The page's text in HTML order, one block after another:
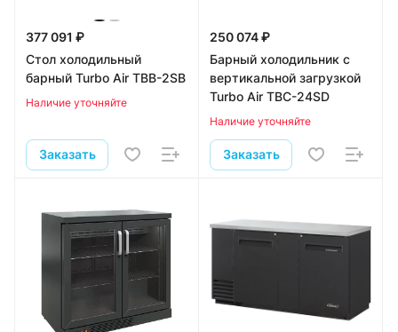
377 091 ₽
Стол холодильный
барный Turbo Air TBB-2SB
Наличие уточняйте
Заказать
250 074 ₽
Барный холодильник с
вертикальной загрузкой
Turbo Air TBC-24SD
Наличие уточняйте
Заказать